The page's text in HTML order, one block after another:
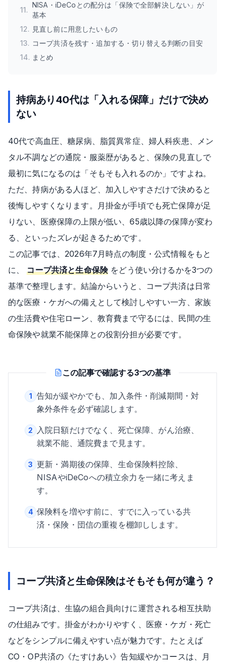
11.
NISA・iDeCoとの配分は「保険で全部解決しない」が
基本
12. 見直し前に用意したいもの
13. コープ共済を残す・追加する・切り替える判断の目安
14. まとめ
持病あり40代は「入れる保障」だけで決め
ない
40代で高血圧、糖尿病、脂質異常症、婦人科疾患、メン
タル不調などの通院・服薬歴があると、保険の見直しで
最初に気になるのは「そもそも入れるのか」ですよね。
ただ、持病がある人ほど、加入しやすさだけで決めると
後悔しやすくなります。月掛金が手頃でも死亡保障が足
りない、医療保障の上限が低い、65歳以降の保障が変わ
る、といったズレが起きるためです。
この記事では、2026年7月時点の制度・公式情報をもと
に、コープ共済と生命保険をどう使い分けるかを3つの
基準で整理します。結論からいうと、コープ共済は日常
的な医療・ケガへの備えとして検討しやすい一方、家族
の生活費や住宅ローン、教育費まで守るには、民間の生
命保険や就業不能保障との役割分担が必要です。
この記事で確認する3つの基準
1 告知が緩やかでも、加入条件・削減期間・対
象外条件を必ず確認します。
2
入院日額だけでなく、死亡保障、がん治療、
就業不能、通院費まで見ます。
3 更新・満期後の保障、生命保険料控除、
NISAやiDeCoへの積立余力を一緒に考えま
す。
4 保険料を増やす前に、すでに入っている共
済・保険・団信の重複を棚卸しします。
コープ共済と生命保険はそもそも何が違う？
コープ共済は、生協の組合員向けに運営される相互扶助
の仕組みです。掛金がわかりやすく、医療・ケガ・死亡
などをシンプルに備えやすい点が魅力です。たとえば
CO・OP共済の《たすけあい》告知緩やかコースは、月